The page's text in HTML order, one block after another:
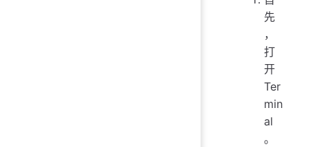
先
，
打
开
Ter
min
al
。